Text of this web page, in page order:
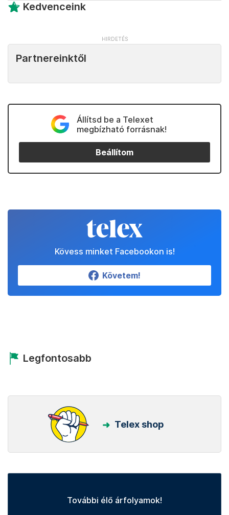
Kedvenceink
Partnereinktől
Állítsd be a Telexet
megbízható forrásnak!
Beállítom
Kövess minket Facebookon is!
Követem!
Legfontosabb
Telex shop
További élő árfolyamok!